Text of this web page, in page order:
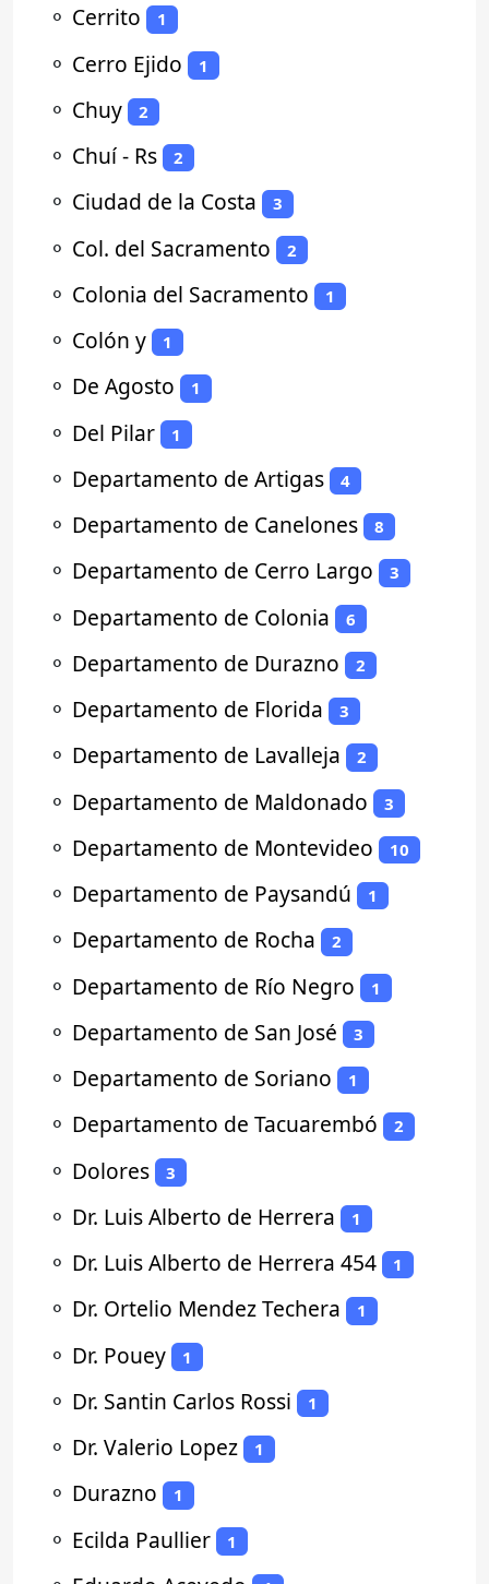
⚬ Cerrito 1
⚬ Cerro Ejido 1
⚬ Chuy 2
⚬ Chuí - Rs 2
⚬ Ciudad de la Costa 3
⚬ Col. del Sacramento 2
⚬ Colonia del Sacramento 1
⚬ Colón y 1
⚬ De Agosto 1
⚬ Del Pilar 1
⚬ Departamento de Artigas 4
⚬ Departamento de Canelones 8
⚬ Departamento de Cerro Largo 3
⚬ Departamento de Colonia 6
⚬ Departamento de Durazno 2
⚬ Departamento de Florida 3
⚬ Departamento de Lavalleja 2
⚬ Departamento de Maldonado 3
⚬ Departamento de Montevideo 10
⚬ Departamento de Paysandú 1
⚬ Departamento de Rocha 2
⚬ Departamento de Río Negro 1
⚬ Departamento de San José 3
⚬ Departamento de Soriano 1
⚬ Departamento de Tacuarembó 2
⚬ Dolores 3
⚬ Dr. Luis Alberto de Herrera 1
⚬ Dr. Luis Alberto de Herrera 454 1
⚬ Dr. Ortelio Mendez Techera 1
⚬ Dr. Pouey 1
⚬ Dr. Santin Carlos Rossi 1
⚬ Dr. Valerio Lopez 1
⚬ Durazno 1
⚬ Ecilda Paullier 1